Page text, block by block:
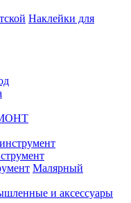
Наклейки для
Малярный